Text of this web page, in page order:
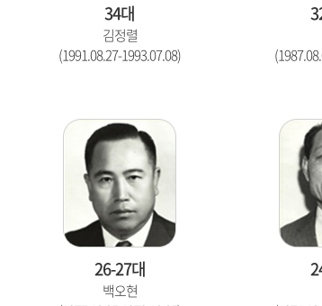
34대
김정렬
(1991.08.27-1993.07.08)
26-27대
백오현